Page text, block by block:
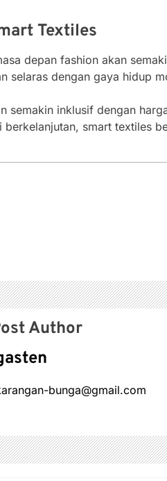
Textiles
depan fashion akan
selaras dengan gaya hidup
semakin inklusif dengan
smart textiles
Author
bunga@gmail.com